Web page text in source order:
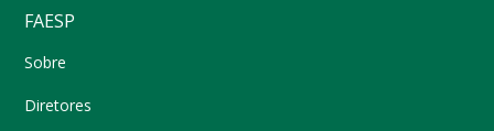
FAESP
Sobre
Diretores